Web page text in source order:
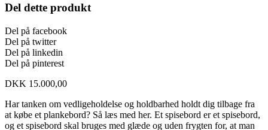
Del dette produkt
Del på facebook
Del på twitter
Del på linkedin
Del på pinterest
DKK 15.000,00
Har tanken om vedligeholdelse og holdbarhed holdt dig tilbage fra
at købe et plankebord? Så læs med her. Et spisebord er et spisebord,
og et spisebord skal bruges med glæde og uden frygten for, at man